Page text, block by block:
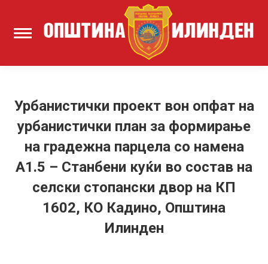
Урбанистички проект вон опфат на
урбанистички план за формирање
на градежна парцела со намена
А1.5 – Станбени куќи во состав на
селски стопански двор на КП
1602, КО Кадино, Општина
Илинден